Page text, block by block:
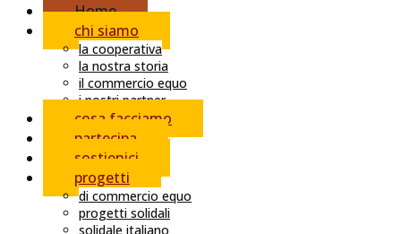
Home
chi siamo
la cooperativa
la nostra storia
il commercio equo
i nostri partner
cosa facciamo
partecipa
sostienici
progetti
di commercio equo
progetti solidali
solidale italiano